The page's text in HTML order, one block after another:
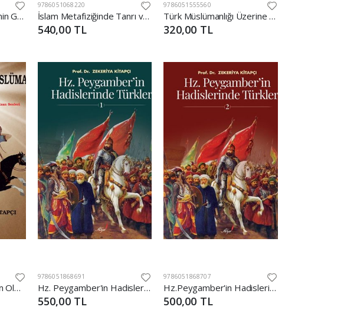
Hayalet İmam -Darbenin Görünmez Adamı Adil Öksüz
9786051068220
İslam Metafiziğinde Tanrı ve İnsan
540,00 TL
9786051555560
Türk Müslümanlığı Üzerine Yazılar
320,00 TL
Türkler Nasıl Müslüman Oldu?
9786051868691
Hz. Peygamber'in Hadislerinde Tu¨rkler-1
550,00 TL
9786051868707
Hz.Peygamber'in Hadislerinde Tu¨rkler-2
500,00 TL